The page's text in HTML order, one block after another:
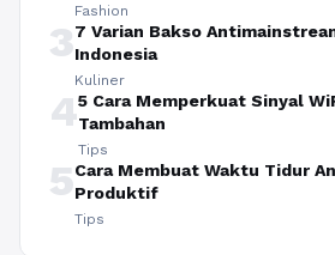
Fashion
37 Varian Bakso
Indonesia
Kuliner
45 Cara Memperkuat Sinyal
Tambahan
Tips
5Cara Membuat Waktu Tidur
Produktif
Tips